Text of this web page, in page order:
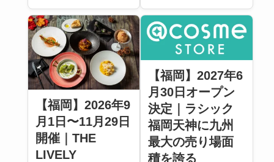
【福岡】2026年9
月1日〜11月29日
開催｜THE
LIVELY
【福岡】2027年6
月30日オープン
決定｜ラシック
福岡天神に九州
最大の売り場面
積を誇る